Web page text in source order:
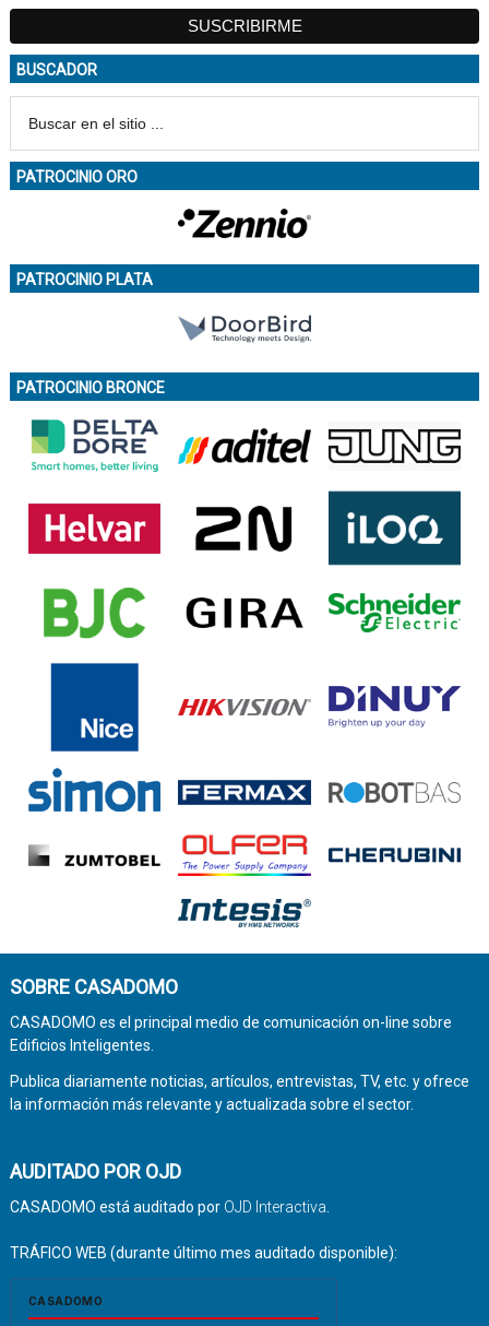
BUSCADOR
PATROCINIO ORO
PATROCINIO PLATA
PATROCINIO BRONCE
SOBRE CASADOMO
CASADOMO es el principal medio de comunicación on-line sobre
Edificios Inteligentes.
Publica diariamente noticias, artículos, entrevistas, TV, etc. y ofrece
la información más relevante y actualizada sobre el sector.
AUDITADO POR OJD
CASADOMO está auditado por OJD Interactiva
TRÁFICO WEB (durante último mes auditado disponible):